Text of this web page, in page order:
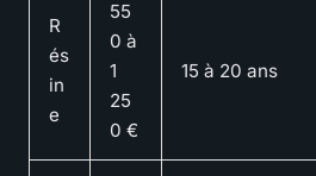
R
és
in
e
55
0 à
1
25
0 €
15 à 20 ans